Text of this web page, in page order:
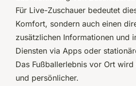
Für Live-Zuschauer bedeutet
Komfort, sondern auch einen
zusätzlichen Informationen und
Diensten via Apps oder
Das Fußballerlebnis vor Ort
und persönlicher.